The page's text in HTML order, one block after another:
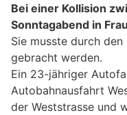
Bei einer Kollision
Sonntagabend in
Sie musste durch
gebracht werden.
Ein 23-jähriger
Autobahnausfahrt
der Weststrasse und